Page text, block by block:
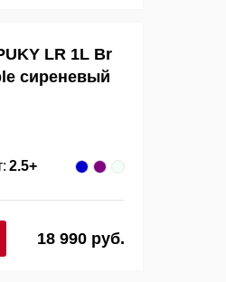
LR 1L Br
сиреневый
2.5+
18 990 руб.